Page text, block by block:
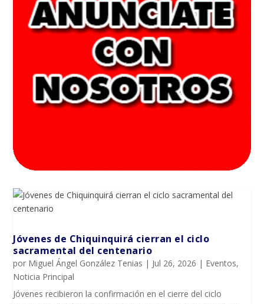
Jóvenes de Chiquinquirá cierran el ciclo
sacramental del centenario
por Miguel Ángel González Tenias | Jul 26, 2026 | Eventos,
Noticia Principal
Jóvenes recibieron la confirmación en el cierre del ciclo